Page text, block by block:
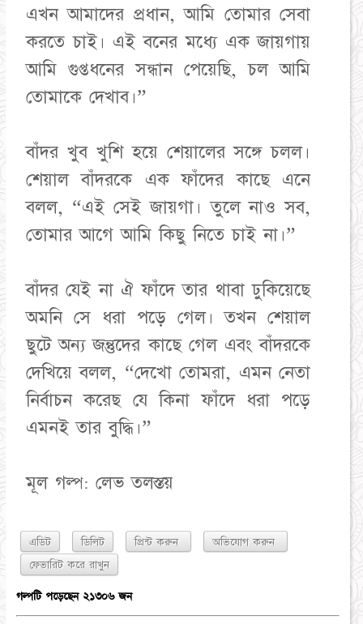
এখন আমাদের প্রধান, আমি তোমার সেবা
করতে চাই। এই বনের মধ্যে এক জায়গায়
আমি গুপ্তধনের সন্ধান পেয়েছি, চল আমি
তোমাকে দেখাব।”
বাঁদর খুব খুশি হয়ে শেয়ালের সঙ্গে চলল।
শেয়াল বাঁদরকে এক ফাঁদের কাছে এনে
বলল, “এই সেই জায়গা। তুলে নাও সব,
তোমার আগে আমি কিছু নিতে চাই না।”
বাঁদর যেই না ঐ ফাঁদে তার থাবা ঢুকিয়েছে
অমনি সে ধরা পড়ে গেল। তখন শেয়াল
ছুটে অন্য জন্তুদের কাছে গেল এবং বাঁদরকে
দেখিয়ে বলল, “দেখো তোমরা, এমন নেতা
নির্বাচন করেছ যে কিনা ফাঁদে ধরা পড়ে
এমনই তার বুদ্ধি।”
মূল গল্প: লেভ তলস্তয়
এডিট ডিলিট প্রিন্ট করুন অভিযোগ করুন
গল্পটি পড়েছেন ২১৩০৬ জন